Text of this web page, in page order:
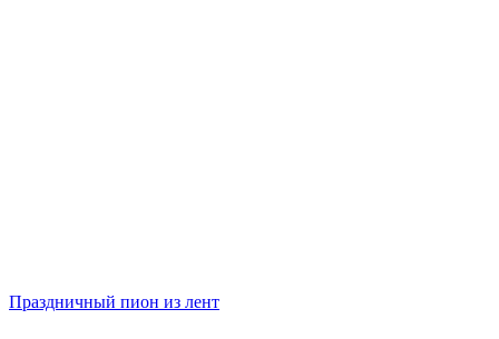
Праздничный пион из лент